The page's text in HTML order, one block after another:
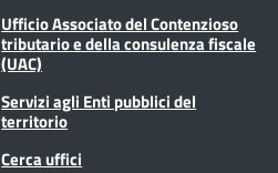
Ufficio Associato del Contenzioso
tributario e della consulenza fiscale
(UAC)
Servizi agli Enti pubblici del
territorio
Cerca uffici